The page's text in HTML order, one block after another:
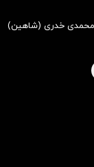
محمدی خدری (شاهین)